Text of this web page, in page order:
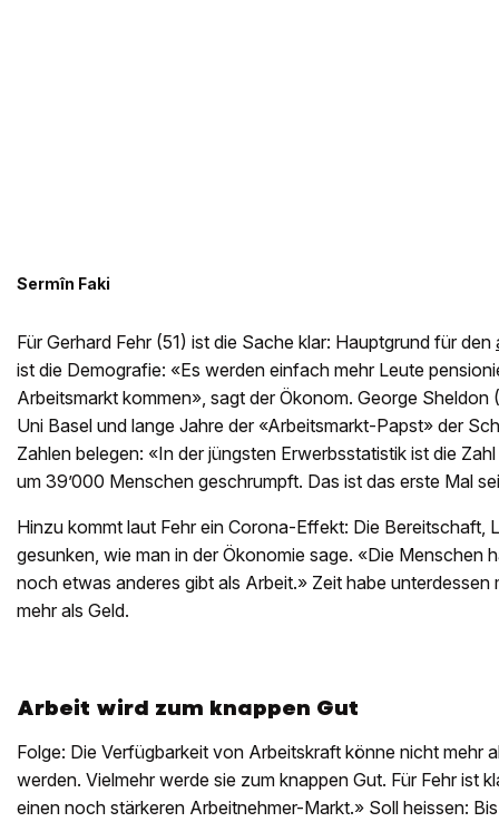
Sermîn Faki
Für Gerhard Fehr (51) ist die Sache klar: Hauptgrund für den
ist die Demografie: «Es werden einfach mehr Leute
Arbeitsmarkt kommen», sagt der Ökonom. George
Uni Basel und lange Jahre der «Arbeitsmarkt-Papst» der
Zahlen belegen: «In der jüngsten Erwerbsstatistik ist die
um 39’000 Menschen geschrumpft. Das ist das erste Mal
Hinzu kommt laut Fehr ein Corona-Effekt: Die Bereitschaft,
gesunken, wie man in der Ökonomie sage. «Die Menschen
noch etwas anderes gibt als Arbeit.» Zeit habe unterdessen
mehr als Geld.
Arbeit wird zum knappen Gut
Folge: Die Verfügbarkeit von Arbeitskraft könne nicht mehr
werden. Vielmehr werde sie zum knappen Gut. Für Fehr ist
einen noch stärkeren Arbeitnehmer-Markt.» Soll heissen: